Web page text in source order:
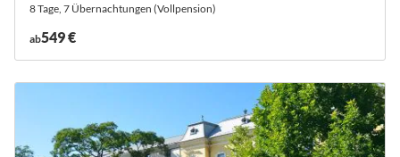
8 Tage, 7 Übernachtungen (Vollpension)
ab549 €